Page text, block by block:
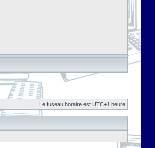
Le fuseau horaire est UTC+1 heure